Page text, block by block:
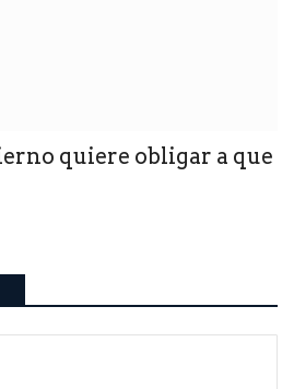
quiere obligar a que